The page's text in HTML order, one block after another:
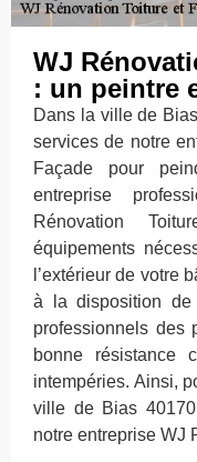
WJ
: un peintre
Dans la ville de
services de notre
Façade pour
entreprise
Rénovation
équipements
l’extérieur de votre
à la disposition de
professionnels des
bonne
intempéries. Ainsi,
ville de Bias
notre entreprise WJ